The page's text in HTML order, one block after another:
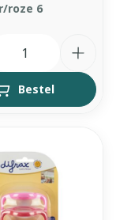
roze 6
Bestel